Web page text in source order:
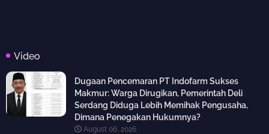
Video
Dugaan Pencemaran PT Indofarm Sukses
Makmur: Warga Dirugikan, Pemerintah Deli
Serdang Diduga Lebih Memihak Pengusaha,
Dimana Penegakan Hukumnya?
August 06, 2026